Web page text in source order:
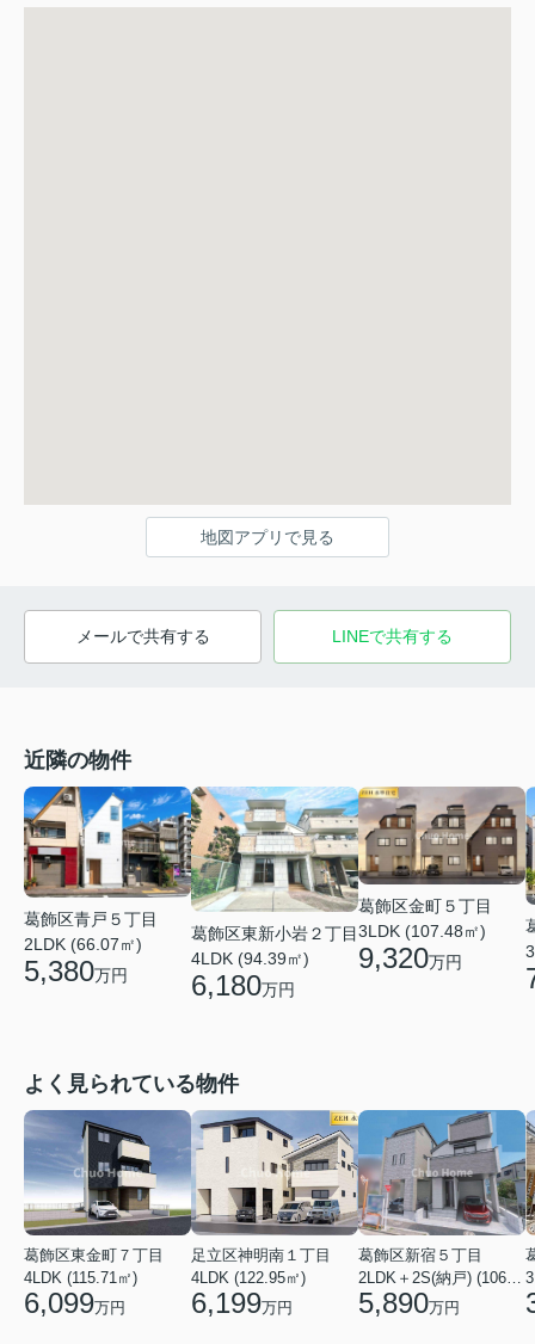
地図アプリで見る
メールで共有する LINEで共有する
近隣の物件
葛飾区青戸５丁目
2LDK (66.07㎡)
5,380万円
葛飾区東新小岩２丁目
4LDK (94.39㎡)
6,180万円
葛飾区金町５丁目
3LDK (107.48㎡)
9,320万円
よく見られている物件
葛飾区東金町７丁目
4LDK (115.71㎡)
6,099万円
足立区神明南１丁目
4LDK (122.95㎡)
6,199万円
葛飾区新宿５丁目
2LDK＋2S(納戸) (106.19㎡)
5,890万円